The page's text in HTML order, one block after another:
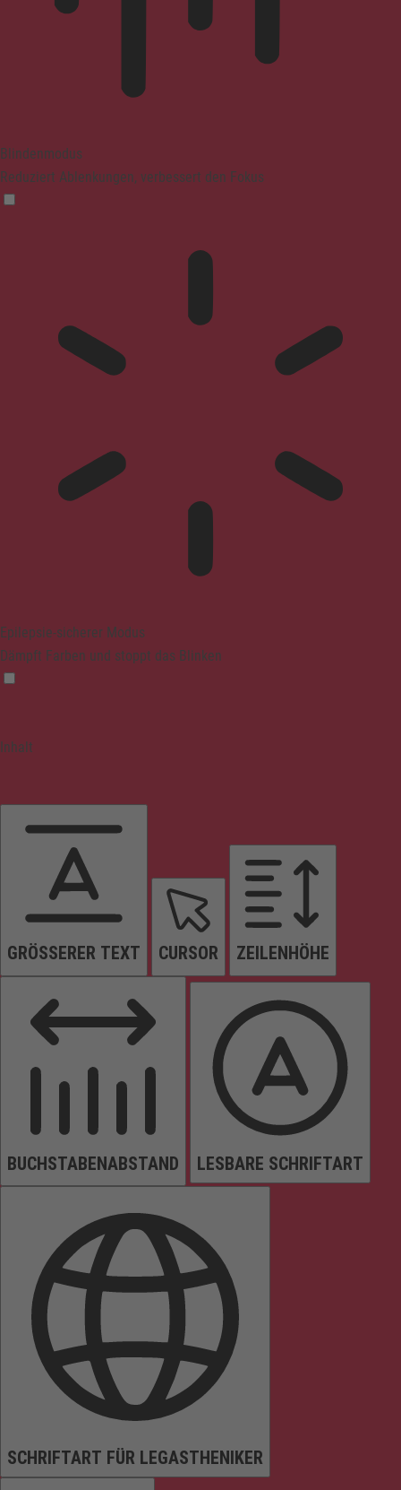
Blindenmodus
Reduziert Ablenkungen, verbessert den Fokus
Epilepsie-sicherer Modus
Dämpft Farben und stoppt das Blinken
Inhalt
GRÖSSERER TEXT CURSOR ZEILENHÖHE
BUCHSTABENABSTAND LESBARE SCHRIFTART
SCHRIFTART FÜR LEGASTHENIKER